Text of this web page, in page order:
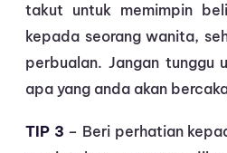
takut untuk memimpin
kepada seorang wanita,
perbualan. Jangan tunggu
apa yang anda akan
TIP 3 – Beri perhatian